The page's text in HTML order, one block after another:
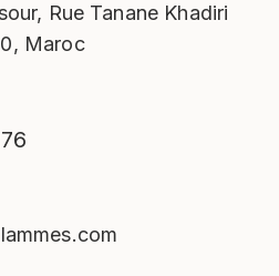
Rue Tanane Khadiri
Maroc